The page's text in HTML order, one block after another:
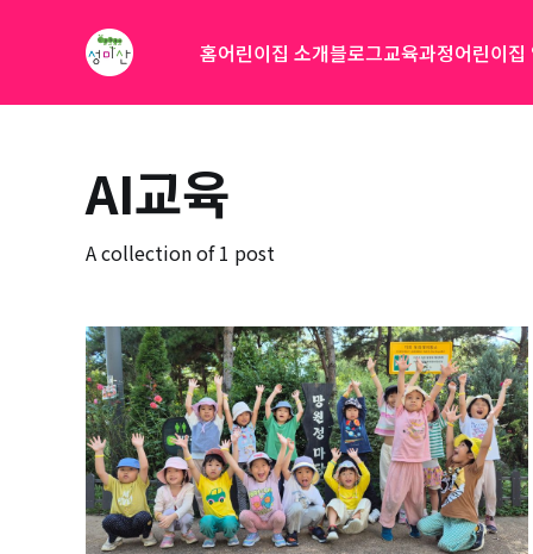
홈어린이집 소개블로그교육과정어린이집
AI교육
A collection of 1 post